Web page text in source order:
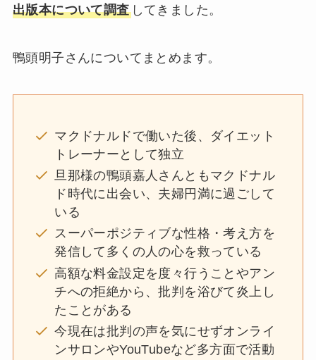
出版本について調査してきました。
鴨頭明子さんについてまとめます。
マクドナルドで働いた後、ダイエット
トレーナーとして独立
旦那様の鴨頭嘉人さんともマクドナル
ド時代に出会い、夫婦円満に過ごして
いる
スーパーポジティブな性格・考え方を
発信して多くの人の心を救っている
高額な料金設定を度々行うことやアン
チへの拒絶から、批判を浴びて炎上し
たことがある
今現在は批判の声を気にせずオンライ
ンサロンやYouTubeなど多方面で活動